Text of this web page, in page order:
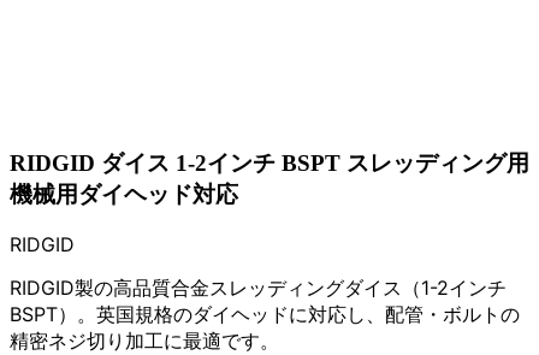
RIDGID ダイス 1-2インチ BSPT スレッディング用
機械用ダイヘッド対応
RIDGID
RIDGID製の高品質合金スレッディングダイス（1-2インチ
BSPT）。英国規格のダイヘッドに対応し、配管・ボルトの
精密ネジ切り加工に最適です。